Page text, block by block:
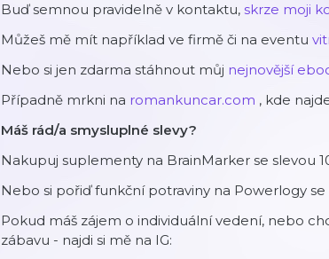
Buď semnou pravidelně v kontaktu, skrze moji
Můžeš mě mít například ve firmě či na eventu
Nebo si jen zdarma stáhnout můj nejnovější
Případně mrkni na romankuncar.com , kde
Máš rád/a smysluplné slevy?
Nakupuj suplementy na BrainMarker se slevou
Nebo si pořiď funkční potraviny na Powerlogy se
Pokud máš zájem o individuální vedení, nebo
zábavu - najdi si mě na IG: